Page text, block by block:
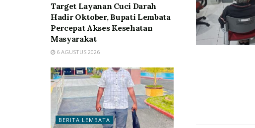
Target Layanan Cuci Darah
Hadir Oktober, Bupati Lembata
Percepat Akses Kesehatan
Masyarakat
6 AGUSTUS 2026
BERITA LEMBATA